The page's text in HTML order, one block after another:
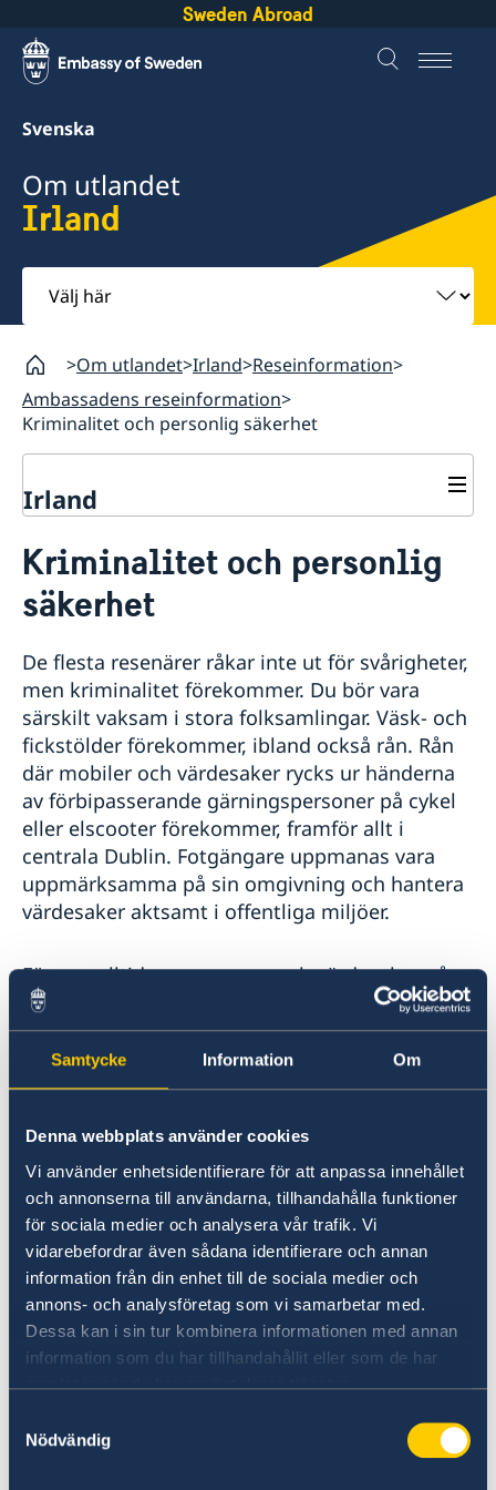
Samtycke Information Om
Denna webbplats använder cookies
Vi använder enhetsidentifierare för att anpassa innehållet
och annonserna till användarna, tillhandahålla funktioner
för sociala medier och analysera vår trafik. Vi
vidarebefordrar även sådana identifierare och annan
information från din enhet till de sociala medier och
annons- och analysföretag som vi samarbetar med.
Dessa kan i sin tur kombinera informationen med annan
information som du har tillhandahållit eller som de har
samlat in när du har använt deras tjänster.
Nödvändig
Sweden Abroad
Svenska
Om utlandet
Irland
Välj
här
Om utlandet Irland Reseinformation
Ambassadens reseinformation
Kriminalitet och personlig säkerhet
Irland
Hjälp till svenskar i Irland
Rösta i Irland
Samordningsnummer & registrering av nyfödd i
Irland
Nationellt ID-kort i Irland
Provisoriskt pass i Irland
Ansökan om pass för barn under 18 år
Förnyelse av pass för barn under 18 år
Förnyelse av pass för vuxna, hämta pass
Om olyckan är framme
Rese- och hemförsäkring
Utlandsbetalning
Dödsfall
Äktenskapscertifikat
Levnadsintyg
Hjälp kring medborgarskap
Reseinformation
Aktuella händelser
Allmänna säkerhetsläget
Terrorism
Naturförhållanden och katastrofer
In- och utresebestämmelser
Hälso- och sjukvård
Lokala lagar och sedvänjor
Kriminalitet och personlig säkerhet
Trafiksäkerhet
Resa i landet
UD:s svensklista
Kriminalitet och personlig
säkerhet
De flesta resenärer råkar inte ut för svårigheter,
men kriminalitet förekommer. Du bör vara
särskilt vaksam i stora folksamlingar. Väsk- och
fickstölder förekommer, ibland också rån. Rån
där mobiler och värdesaker rycks ur händerna
av förbipasserande gärningspersoner på cykel
eller elscooter förekommer, framför allt i
centrala Dublin. Fotgängare uppmanas vara
uppmärksamma på sin omgivning och hantera
värdesaker aktsamt i offentliga miljöer.
Förvara alltid pass, pengar och värdesaker på
ett säkert sätt. Om du har bil, bör den parkeras
på säker plats och värdeföremål bör inte
lämnas kvar i bilen.
inträffade till närmsta polisstation (
Garda Station
). Försäkringsbolag och
myndigheter kan senare komma att behöva en
polisanmälan för att hjälpa dig på bästa sätt.
I nödsituationer, ring 112 eller 999för hjälp av
polis (Gardaí), brandkår, ambulans eller
kustbevakning. Det görs ingen åtskillnad på